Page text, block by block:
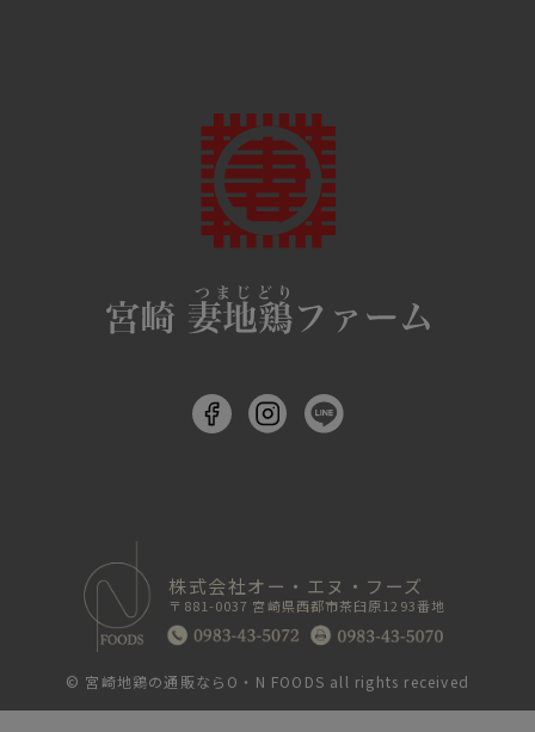
株式会社オー・エヌ・フーズ
〒881-0037 宮崎県西都市茶臼原1293番地
© 宮崎地鶏の通販ならO・N FOODS all rights received